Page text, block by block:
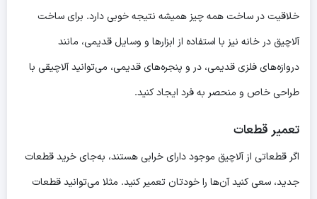
خلاقیت در ساخت همه چیز همیشه نتیجه خوبی دارد. برای ساخت
آلاچیق در خانه نیز با استفاده از ابزارها و وسایل قدیمی، مانند
دروازه‌های فلزی قدیمی، در و پنجره‌های قدیمی، می‌توانید آلاچیقی با
طراحی خاص و منحصر به فرد ایجاد کنید.
تعمیر قطعات
اگر قطعاتی از آلاچیق موجود دارای خرابی هستند، به‌جای خرید قطعات
جدید، سعی کنید آن‌ها را خودتان تعمیر کنید. مثلا می‌توانید قطعات